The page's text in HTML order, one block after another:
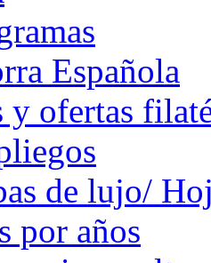
Española
y ofertas
de lujo/
por años